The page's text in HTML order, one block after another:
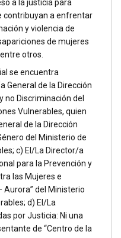
a la justicia para
contribuyan a enfrentar
y violencia de
de mujeres
otros.
se encuentra
General de la Dirección
no Discriminación del
Vulnerables, quien
de la Dirección
del Ministerio de
c) El/La Director/a
para la Prevención y
las Mujeres e
Aurora” del Ministerio
d) El/La
por Justicia: Ni una
de “Centro de la